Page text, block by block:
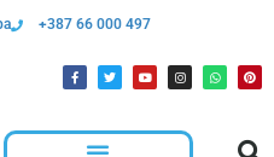
+387 66 000 497